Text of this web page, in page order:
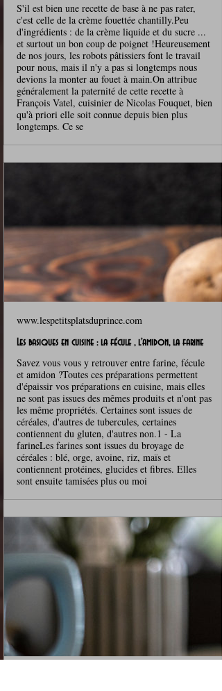
S'il est bien une recette de base à ne pas rater,
c'est celle de la crème fouettée chantilly.Peu
d'ingrédients : de la crème liquide et du sucre ...
et surtout un bon coup de poignet !Heureusement
de nos jours, les robots pâtissiers font le travail
pour nous, mais il n'y a pas si longtemps nous
devions la monter au fouet à main.On attribue
généralement la paternité de cette recette à
François Vatel, cuisinier de Nicolas Fouquet, bien
qu'à priori elle soit connue depuis bien plus
longtemps. Ce se
www.lespetitsplatsduprince.com
Les basiques en cuisine : la fécule , l'amidon, la farine
Savez vous vous y retrouver entre farine, fécule
et amidon ?Toutes ces préparations permettent
d'épaissir vos préparations en cuisine, mais elles
ne sont pas issues des mêmes produits et n'ont pas
les même propriétés. Certaines sont issues de
céréales, d'autres de tubercules, certaines
contiennent du gluten, d'autres non.1 - La
farineLes farines sont issues du broyage de
céréales : blé, orge, avoine, riz, maïs et
contiennent protéines, glucides et fibres. Elles
sont ensuite tamisées plus ou moi